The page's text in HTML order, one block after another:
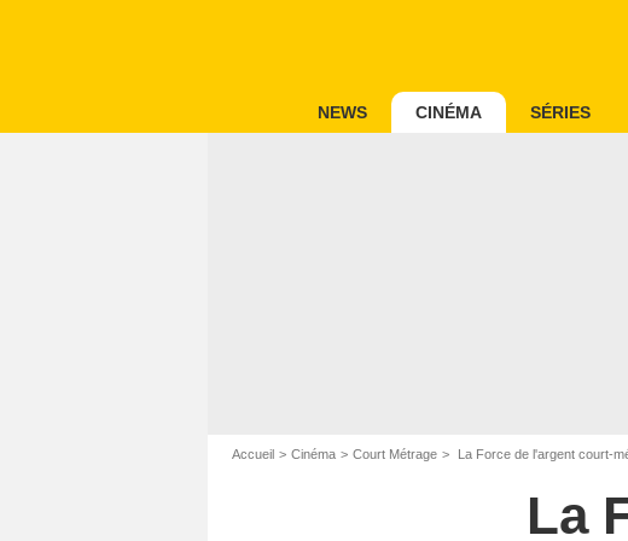
NEWS CINÉMA SÉRIES
Accueil Cinéma Court Métrage La Force de l'argent court-
La